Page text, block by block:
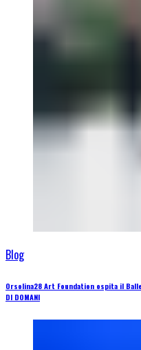
Blog
Orsolina28 Art Foundation ospita il
DI DOMANI